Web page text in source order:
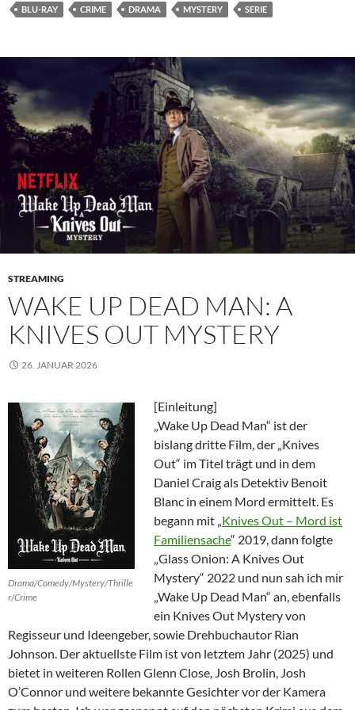
BLU-RAY CRIME DRAMA MYSTERY SERIE
STREAMING
WAKE UP DEAD MAN: A
KNIVES OUT MYSTERY
26. JANUAR 2026
Drama/Comedy/Mystery/Thrille
r/Crime
[Einleitung]
„Wake Up Dead Man“ ist der
bislang dritte Film, der „Knives
Out“ im Titel trägt und in dem
Daniel Craig als Detektiv Benoit
Blanc in einem Mord ermittelt. Es
begann mit „ Knives Out – Mord ist
Familiensache“ 2019, dann folgte
„Glass Onion: A Knives Out
Mystery“ 2022 und nun sah ich mir
„Wake Up Dead Man“ an, ebenfalls
ein Knives Out Mystery von
Regisseur und Ideengeber, sowie Drehbuchautor Rian
Johnson. Der aktuellste Film ist von letztem Jahr (2025) und
bietet in weiteren Rollen Glenn Close, Josh Brolin, Josh
O’Connor und weitere bekannte Gesichter vor der Kamera